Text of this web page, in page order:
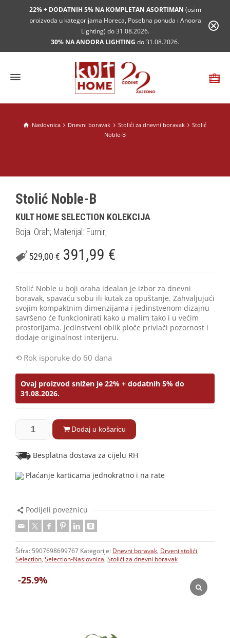
22% + DODATNIH 5% NA KOMPLETAN ASORTIMAN (osim
proizvoda u kategorijama Horeca, Posebna ponuda i Anoora
Lighting) do 31.08.2026.
30% NA ANOORA LIGHTING do 31.08.2026.
Naslovnica Dnevni boravak Stolići za dnevni boravak
Stolić
Noble-B
-25.9%
Stolić Noble-B
KULT HOME SELECTION KOLEKCIJA
Boja: Orah; Materijal: Furnir;
529,00€ 391,99 €
Stolić Noble u boji oraha idealan je izbor za dnevni
boravak, spavaću sobu ili kutak za opuštanje. Zahvaljujući
svojim kompaktnim dimenzijama i jedinstvenom dizajnu
savršeno će funkcionirati kako u malim tako i u većim
prostorijama. Jedinstveni oblik ploče privlači pozornost i
dodaje originalnost interijeru.
Rok isporuke do 60 dana
Ovaj proizvod snižen je 22% + dodatnih 5% do
31.08.2026.
Dodaj u košaricu
Besplatna dostava za cijelu RH
Plaćanje karticama jednokratno i na rate
Podijeli poveznicu
Šifra: 5907698699767 Kategorije: Dnevni boravak, Drveni stolići,
Selection, Selection-Naslovnica, Stolići za dnevni boravak